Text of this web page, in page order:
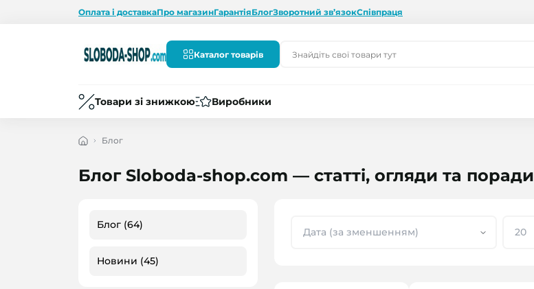
Оплата і доставкаПро магазинГарантіяБлогЗворотний зв’язокСпівпраця
Каталог товарів
Товари зі знижкою Виробники
Блог
Блог Sloboda-shop.com — статті, огляди та поради
Блог (64)
Новини (45)